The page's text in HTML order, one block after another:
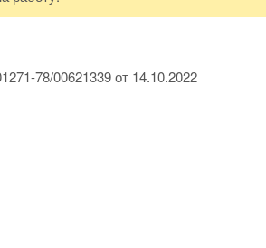
78/00621339 от 14.10.2022